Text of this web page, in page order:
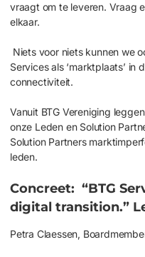
vraagt om te leveren. Vraag
elkaar.
Niets voor niets kunnen we
Servicesals ‘marktplaats’ in
connectiviteit.
Vanuit BTG Vereniging
onze Leden en Solution
Solution Partners
leden.
Concreet: “BTG
digital transition.”
Petra Claessen,